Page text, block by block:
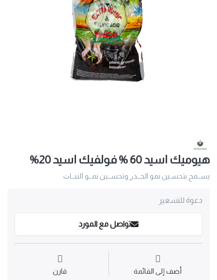
هيوميك اسيد 60 % فولفيك اسید 20%
يســمح بتحسـين نمو الجــذﺭ وتحســين نمــو ﺍلنبــاﺕ
دعوة للتسعير
تواصل مع المورد
أضف إلى القائمة قارن